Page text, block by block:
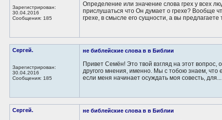
Зарегистрирован:
30.04.2016
Сообщения: 185
Определение или значение слова грех у всех
прислушаться что Он думает о грехе? Вообще
грехе, в смысле его сущности, а вы предлагаете
Сергей.
Зарегистрирован:
30.04.2016
Сообщения: 185
не библейские слова в в Библии
Привет Семён! Это твой взгляд на этот
другого мнения, именно. Мы с тобою знаем, что
если меня начинает осуждать моя совесть, для...
Сергей. не библейские слова в в Библии